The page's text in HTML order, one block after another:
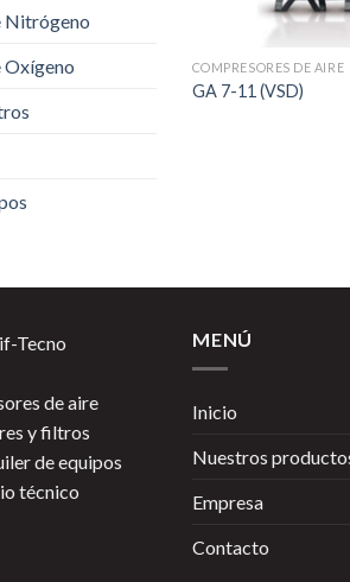
Nitrógeno
Oxígeno
COMPRESORES DE AIRE
GA 7-11 (VSD)
de aire
y filtros
de equipos
técnico
MENÚ
Inicio
Nuestros
Empresa
Contacto